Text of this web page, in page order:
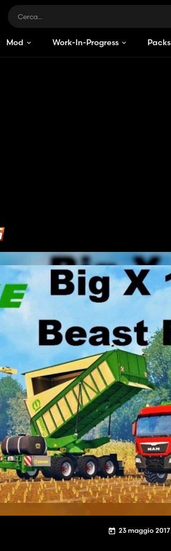
Mod Work-In-Progress Packs
23 maggio 2017